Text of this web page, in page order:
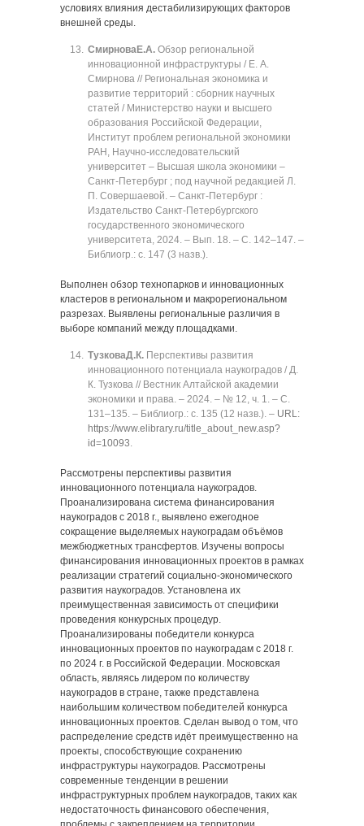
условиях влияния дестабилизирующих факторов
внешней среды.
СмирноваЕ.А. Обзор региональной
инновационной инфраструктуры / Е. А.
Смирнова // Региональная экономика и
развитие территорий : сборник научных
статей / Министерство науки и высшего
образования Российской Федерации,
Институт проблем региональной экономики
РАН, Научно-исследовательский
университет ‒ Высшая школа экономики ‒
Санкт-Петербург ; под научной редакцией Л.
П. Совершаевой. ‒ Санкт-Петербург :
Издательство Санкт-Петербургского
государственного экономического
университета, 2024. ‒ Вып. 18. ‒ C. 142‒147. ‒
Библиогр.: с. 147 (3 назв.).
Выполнен обзор технопарков и инновационных
кластеров в региональном и макрорегиональном
разрезах. Выявлены региональные различия в
выборе компаний между площадками.
ТузковаД.К. Перспективы развития
инновационного потенциала наукоградов / Д.
К. Тузкова // Вестник Алтайской академии
экономики и права. ‒ 2024. ‒ № 12, ч. 1. ‒ C.
131‒135. ‒ Библиогр.: с. 135 (12 назв.). ‒ URL:
https://www.elibrary.ru/title_about_new.asp?
id=10093.
Рассмотрены перспективы развития
инновационного потенциала наукоградов.
Проанализирована система финансирования
наукоградов с 2018 г., выявлено ежегодное
сокращение выделяемых наукоградам объёмов
межбюджетных трансфертов. Изучены вопросы
финансирования инновационных проектов в рамках
реализации стратегий социально-экономического
развития наукоградов. Установлена их
преимущественная зависимость от специфики
проведения конкурсных процедур.
Проанализированы победители конкурса
инновационных проектов по наукоградам с 2018 г.
по 2024 г. в Российской Федерации. Московская
область, являясь лидером по количеству
наукоградов в стране, также представлена
наибольшим количеством победителей конкурса
инновационных проектов. Сделан вывод о том, что
распределение средств идёт преимущественно на
проекты, способствующие сохранению
инфраструктуры наукоградов. Рассмотрены
современные тенденции в решении
инфраструктурных проблем наукоградов, таких как
недостаточность финансового обеспечения,